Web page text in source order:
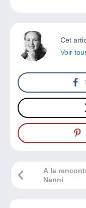
Cet
Voir
A la
Nanni